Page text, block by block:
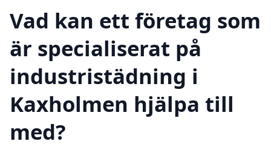
Vad kan ett företag som
är specialiserat på
industristädning i
Kaxholmen hjälpa till
med?